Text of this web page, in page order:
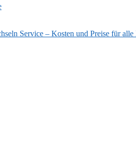
Service – Kosten und Preise für